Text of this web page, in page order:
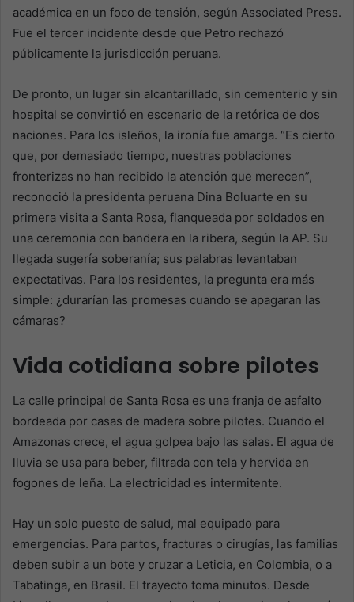
académica en un foco de tensión, según Associated Press.
Fue el tercer incidente desde que Petro rechazó
públicamente la jurisdicción peruana.
De pronto, un lugar sin alcantarillado, sin cementerio y sin
hospital se convirtió en escenario de la retórica de dos
naciones. Para los isleños, la ironía fue amarga. “Es cierto
que, por demasiado tiempo, nuestras poblaciones
fronterizas no han recibido la atención que merecen”,
reconoció la presidenta peruana Dina Boluarte en su
primera visita a Santa Rosa, flanqueada por soldados en
una ceremonia con bandera en la ribera, según la AP. Su
llegada sugería soberanía; sus palabras levantaban
expectativas. Para los residentes, la pregunta era más
simple: ¿durarían las promesas cuando se apagaran las
cámaras?
Vida cotidiana sobre pilotes
La calle principal de Santa Rosa es una franja de asfalto
bordeada por casas de madera sobre pilotes. Cuando el
Amazonas crece, el agua golpea bajo las salas. El agua de
lluvia se usa para beber, filtrada con tela y hervida en
fogones de leña. La electricidad es intermitente.
Hay un solo puesto de salud, mal equipado para
emergencias. Para partos, fracturas o cirugías, las familias
deben subir a un bote y cruzar a Leticia, en Colombia, o a
Tabatinga, en Brasil. El trayecto toma minutos. Desde